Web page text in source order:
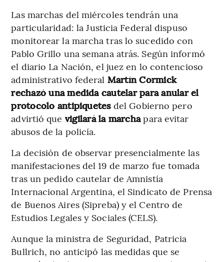
Las marchas del miércoles tendrán una
particularidad: la Justicia Federal dispuso
monitorear la marcha tras lo sucedido con
Pablo Grillo una semana atrás. Según informó
el diario La Nación, el juez en lo contencioso
administrativo federal Martín Cormick
rechazó una medida cautelar para anular el
protocolo antipiquetes del Gobierno pero
advirtió que vigilará la marchapara evitar
abusos de la policía.
La decisión de observar presencialmente las
manifestaciones del 19 de marzo fue tomada
tras un pedido cautelar de Amnistía
Internacional Argentina, el Sindicato de Prensa
de Buenos Aires (Sipreba) y el Centro de
Estudios Legales y Sociales (CELS).
Aunque la ministra de Seguridad, Patricia
Bullrich, no anticipó las medidas que se